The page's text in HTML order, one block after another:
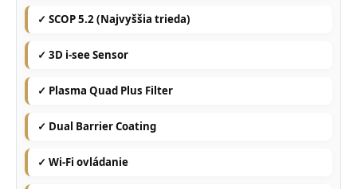
✓ SCOP 5.2 (Najvyššia trieda)
✓ 3D i-see Sensor
✓ Plasma Quad Plus Filter
✓ Dual Barrier Coating
✓ Wi-Fi ovládanie